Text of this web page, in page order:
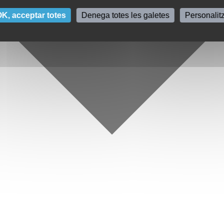
acceptar totes Denega totes les galetes